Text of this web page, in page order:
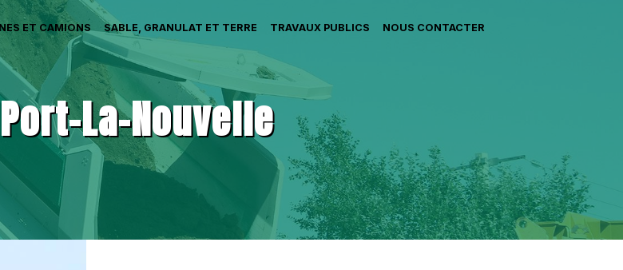
ET CAMIONS SABLE, GRANULAT ET TERRE TRAVAUX PUBLICS NOUS CONTACTER
La-Nouvelle